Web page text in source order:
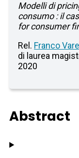
Modelli di
consumo : il
for consumer
Rel. Franco
di laurea
2020
Abstract